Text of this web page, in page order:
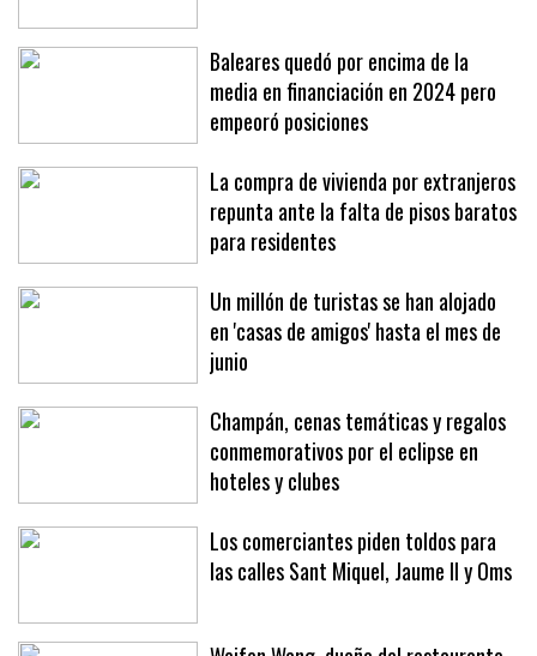
Baleares quedó por encima de la
media en financiación en 2024 pero
empeoró posiciones
La compra de vivienda por extranjeros
repunta ante la falta de pisos baratos
para residentes
Un millón de turistas se han alojado
en 'casas de amigos' hasta el mes de
junio
Champán, cenas temáticas y regalos
conmemorativos por el eclipse en
hoteles y clubes
Los comerciantes piden toldos para